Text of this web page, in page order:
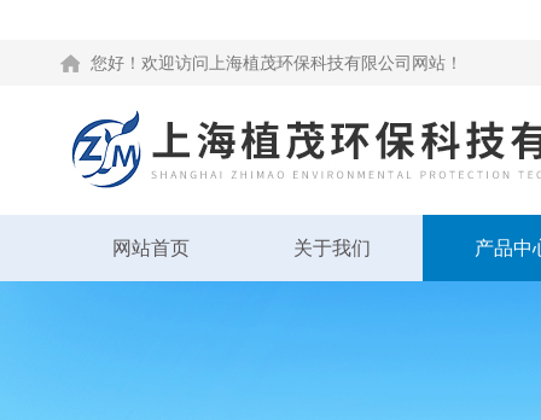
您好！欢迎访问上海植茂环保科技有限公司网站！
网站首页 关于我们 产品中